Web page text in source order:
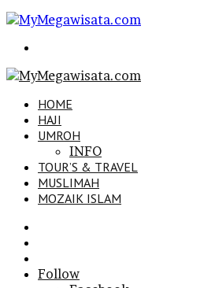
HOME
HAJI
UMROH
INFO
TOUR’S & TRAVEL
MUSLIMAH
MOZAIK ISLAM
In
Follow